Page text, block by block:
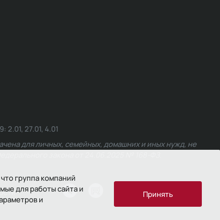
группа компаний
для работы сайта и
и
Принять
27.01, 4.01
для личных, семейных, домашних и иных нужд, не